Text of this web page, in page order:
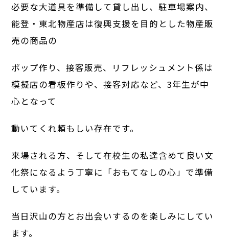
必要な大道具を準備して貸し出し、駐車場案内、
能登・東北物産店は復興支援を目的とした物産販
売の商品の
ポップ作り、接客販売、リフレッシュメント係は
模擬店の看板作りや、接客対応など、3年生が中
心となって
動いてくれ頼もしい存在です。
来場される方、そして在校生の私達含めて良い文
化祭になるよう丁寧に「おもてなしの心」で準備
しています。
当日沢山の方とお出会いするのを楽しみにしてい
ます。